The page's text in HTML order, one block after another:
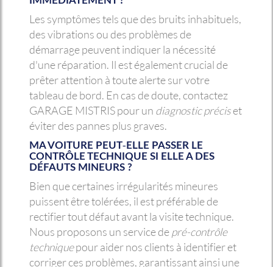
Les symptômes tels que des bruits inhabituels,
des vibrations ou des problèmes de
démarrage peuvent indiquer la nécessité
d'une réparation. Il est également crucial de
prêter attention à toute alerte sur votre
tableau de bord. En cas de doute, contactez
GARAGE MISTRIS pour un diagnostic préciset
éviter des pannes plus graves.
MA VOITURE PEUT-ELLE PASSER LE
CONTRÔLE TECHNIQUE SI ELLE A DES
DÉFAUTS MINEURS ?
Bien que certaines irrégularités mineures
puissent être tolérées, il est préférable de
rectifier tout défaut avant la visite technique.
Nous proposons un service depré-contrôle
techniquepour aider nos clients à identifier et
corriger ces problèmes, garantissant ainsi une